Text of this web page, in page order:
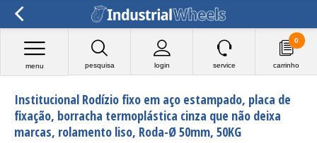
pesquisa login
menu service carrinho
0
Institucional Rodízio fixo em aço estampado, placa de
fixação, borracha termoplástica cinza que não deixa
marcas, rolamento liso, Roda-Ø 50mm, 50KG